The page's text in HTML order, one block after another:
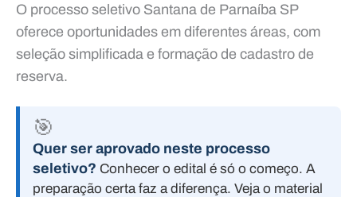
O processo seletivo Santana de Parnaíba SP
oferece oportunidades em diferentes áreas, com
seleção simplificada e formação de cadastro de
reserva.
🎯
Quer ser aprovado neste processo
seletivo? Conhecer o edital é só o começo. A
preparação certa faz a diferença. Veja o material